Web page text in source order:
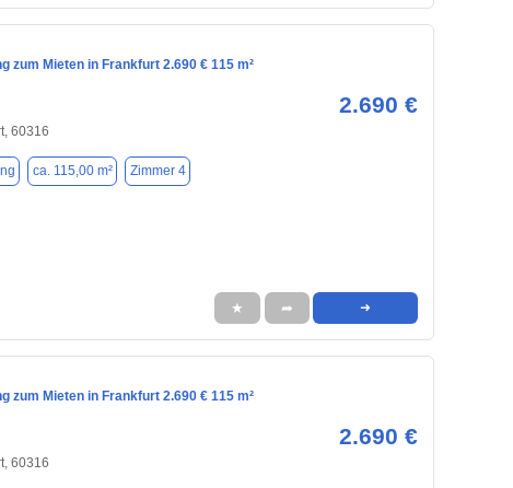
zum Mieten in Frankfurt 2.690 € 115 m²
2.690 €
60316
ca. 115,00 m² Zimmer 4
★ ➦ ➜
zum Mieten in Frankfurt 2.690 € 115 m²
2.690 €
60316